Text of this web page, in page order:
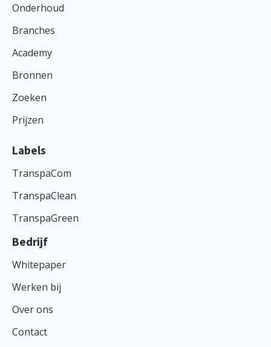
Onderhoud
Branches
Academy
Bronnen
Zoeken
Prijzen
Labels
TranspaCom
TranspaClean
TranspaGreen
Bedrijf
Whitepaper
Werken bij
Over ons
Contact